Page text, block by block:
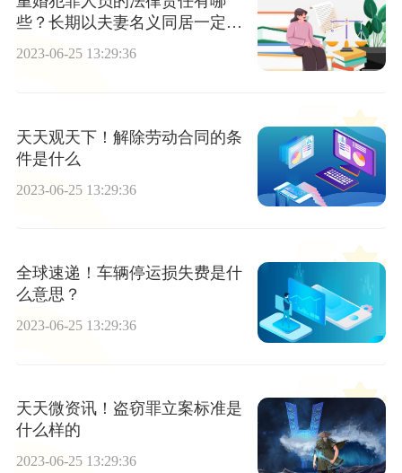
些？长期以夫妻名义同居一定会
会构成重婚罪？
2023-06-25 13:29:36
天天观天下！解除劳动合同的条
件是什么
2023-06-25 13:29:36
全球速递！车辆停运损失费是什
么意思？
2023-06-25 13:29:36
天天微资讯！盗窃罪立案标准是
什么样的
2023-06-25 13:29:36